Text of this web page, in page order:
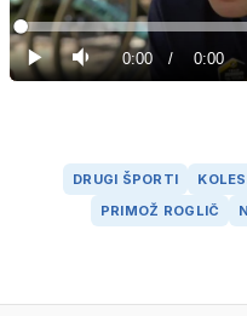
Predvajaj
Tiho Current
0:00 / Duration
0:00
Loaded:
0%
DRUGI ŠPORTI
PRIMOŽ ROGLIČ